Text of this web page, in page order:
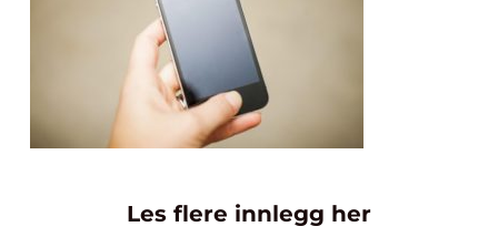
Les flere innlegg her